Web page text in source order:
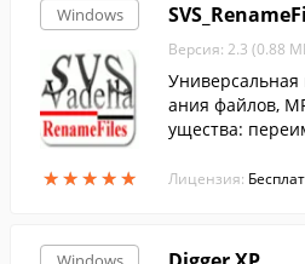
Windows
★★★★★
★★★★★
Версия: 2.3 (0.88
ания файлов,
ущества:
Лицензия: